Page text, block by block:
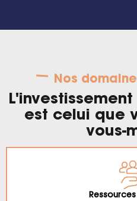
Nos
est celui que
vous-